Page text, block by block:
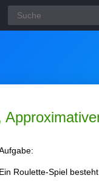
Ein Roulette-Spiel